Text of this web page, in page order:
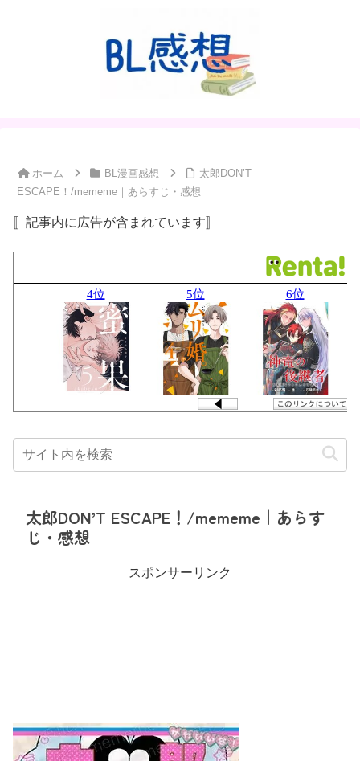
ホーム BL漫画感想
太郎DON’T
ESCAPE！/mememe｜あらすじ・感想
〚記事内に広告が含まれています〛
太郎DON’T ESCAPE！/mememe｜あらす
じ・感想
スポンサーリンク